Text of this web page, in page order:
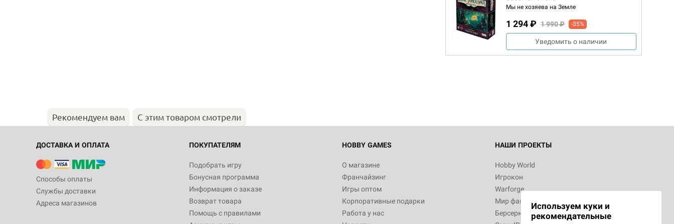
Мы не хозяева на Земле
1 294 ₽ 1 990 ₽ -35%
Уведомить о наличии
Рекомендуем вам С этим товаром смотрели
ДОСТАВКА И ОПЛАТА
Способы оплаты
Службы доставки
Адреса магазинов
ПОКУПАТЕЛЯМ
Подобрать игру
Бонусная программа
Информация о заказе
Возврат товара
Помощь с правилами
HOBBY GAMES
О магазине
Франчайзинг
Игры оптом
Корпоративные подарки
Работа у нас
НАШИ ПРОЕКТЫ
Hobby World
Игрокон
Warforge
Мир фантастики
Берсерк
Используем куки и
рекомендательные